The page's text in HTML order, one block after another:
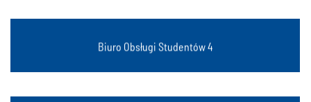
Biuro Obsługi Studentów 4
Gliwice, ul. Akademicka 16